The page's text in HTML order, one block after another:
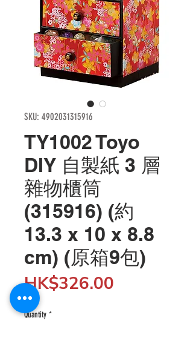
SKU: 4902031315916
TY1002 Toyo
DIY 自製紙 3 層
雜物櫃筒
(315916) (約
13.3 x 10 x 8.8
cm) (原箱9包)
HK$326.00
Quantity *